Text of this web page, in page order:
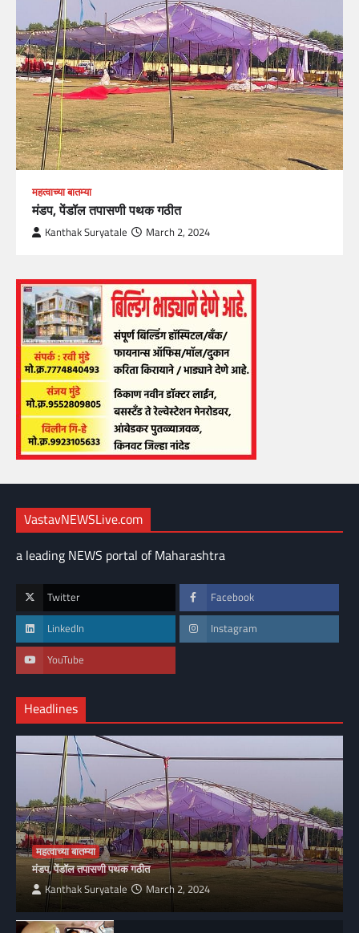
महत्वाच्या बातम्या
मंडप, पेंडॉल तपासणी पथक गठीत
Kanthak Suryatale March 2, 2024
VastavNEWSLive.com
a leading NEWS portal of Maharashtra
Twitter Facebook
LinkedIn Instagram
YouTube
Headlines
महत्वाच्या बातम्या
मंडप, पेंडॉल तपासणी पथक गठीत
Kanthak Suryatale March 2, 2024